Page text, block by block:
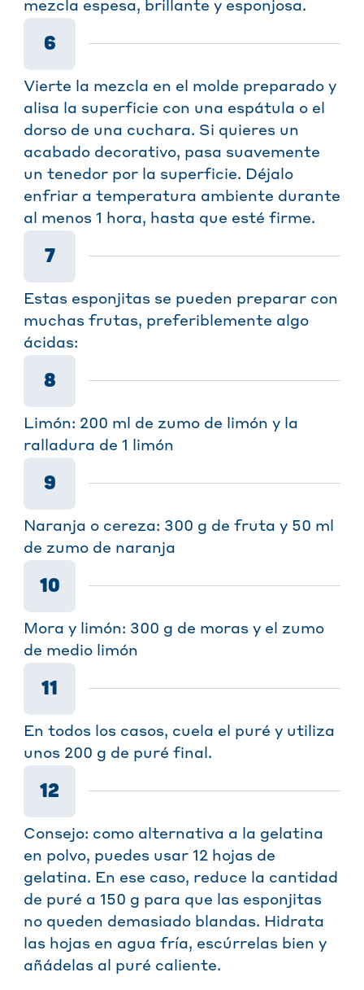
mezcla espesa, brillante y esponjosa.
6
Vierte la mezcla en el molde preparado y
alisa la superficie con una espátula o el
dorso de una cuchara. Si quieres un
acabado decorativo, pasa suavemente
un tenedor por la superficie. Déjalo
enfriar a temperatura ambiente durante
al menos 1 hora, hasta que esté firme.
7
Estas esponjitas se pueden preparar con
muchas frutas, preferiblemente algo
ácidas:
8
Limón: 200 ml de zumo de limón y la
ralladura de 1 limón
9
Naranja o cereza: 300 g de fruta y 50 ml
de zumo de naranja
10
Mora y limón: 300 g de moras y el zumo
de medio limón
11
En todos los casos, cuela el puré y utiliza
unos 200 g de puré final.
12
Consejo: como alternativa a la gelatina
en polvo, puedes usar 12 hojas de
gelatina. En ese caso, reduce la cantidad
de puré a 150 g para que las esponjitas
no queden demasiado blandas. Hidrata
las hojas en agua fría, escúrrelas bien y
añádelas al puré caliente.